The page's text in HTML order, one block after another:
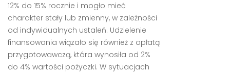
12% do 15% rocznie i mogło mieć
charakter stały lub zmienny, w zależności
od indywidualnych ustaleń. Udzielenie
finansowania wiązało się również z opłatą
przygotowawczą, która wynosiła od 2%
do 4% wartości pożyczki. W sytuacjach